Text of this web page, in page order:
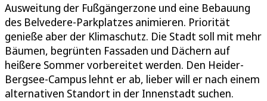
Ausweitung der Fußgängerzone und eine Bebauung
des Belvedere-Parkplatzes animieren. Priorität
genieße aber der Klimaschutz. Die Stadt soll mit mehr
Bäumen, begrünten Fassaden und Dächern auf
heißere Sommer vorbereitet werden. Den Heider-
Bergsee-Campus lehnt er ab, lieber will er nach einem
alternativen Standort in der Innenstadt suchen.